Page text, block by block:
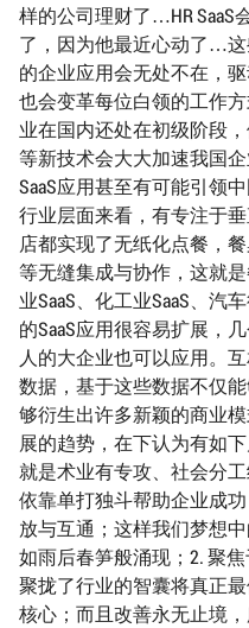
样的公司理财了…HR SaaS
了，因为他最近心动了…
的企业应用会无处不在，
也会变革每位白领的工作
业在国内还处在初级阶段
等新技术会大大加速我国
SaaS应用甚至有可能引领
行业层面来看，有专注于
店都实现了无纸化点餐，
等无缝集成与协作，这就是
业SaaS、化工业SaaS、汽
的SaaS应用很容易扩展，
人的大企业也可以应用。
数据，基于这些数据不仅
够衍生出许多新颖的商业
展的趋势，在下认为有如
就是术业有专攻、社会分
依靠单打独斗帮助企业成
放与互通；这样我们梦想
如雨后春笋般涌现；2. 聚焦
聚拢了行业的智囊将真正
核心；而且改善永无止境